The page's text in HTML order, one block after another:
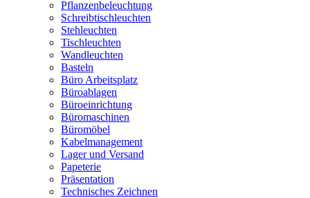
Pflanzenbeleuchtung
Schreibtischleuchten
Stehleuchten
Tischleuchten
Wandleuchten
Basteln
Büro Arbeitsplatz
Büroablagen
Büroeinrichtung
Büromaschinen
Büromöbel
Kabelmanagement
Lager und Versand
Papeterie
Präsentation
Technisches Zeichnen